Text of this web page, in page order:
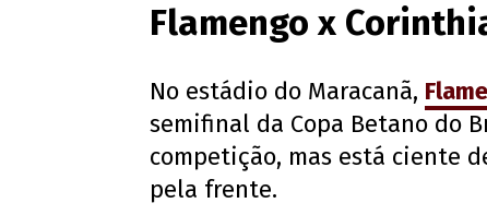
Flamengo x
No estádio do Maracanã,
semifinal da Copa Betano do
competição, mas está ciente
pela frente.